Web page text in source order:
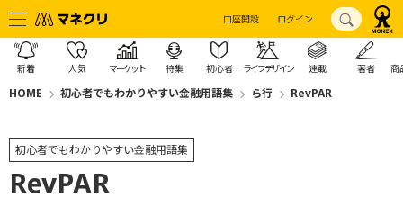
口座開設 ログイン
新着 人気 マーケット 特集 初心者 ライフデザイン 連載 著者 商
HOME 初心者でもわかりやすい金融用語集 ら行 RevPAR
初心者でもわかりやすい金融用語集
RevPAR